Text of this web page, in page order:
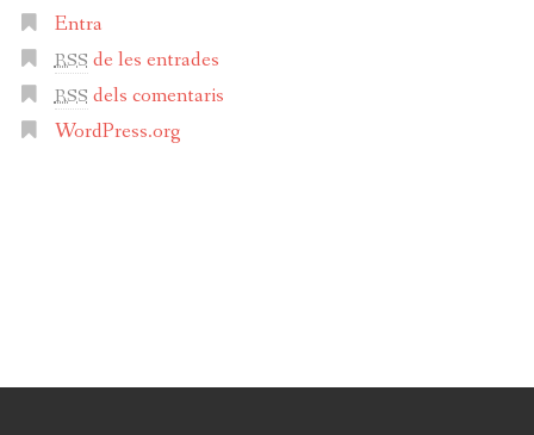
Entra
RSS de les entrades
RSS dels comentaris
WordPress.org